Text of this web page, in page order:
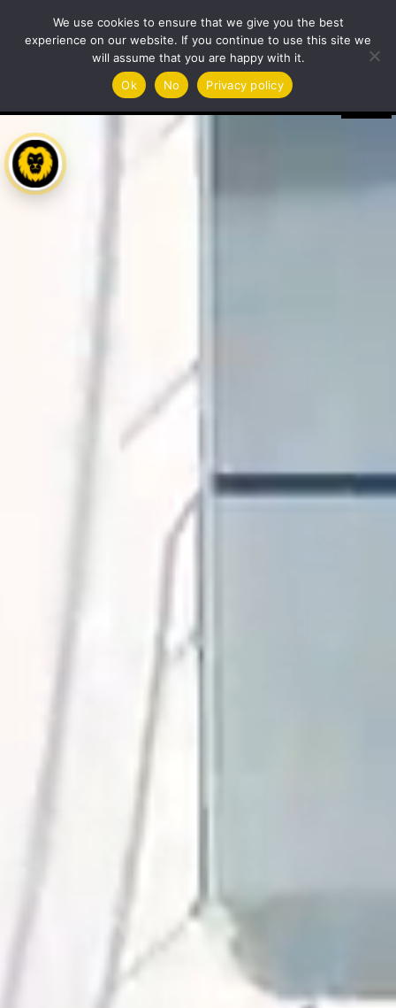
vidéo
We use cookies to ensure that we give you the best
experience on our website. If you continue to use this site we
will assume that you are happy with it.
Ok
No Privacy policy